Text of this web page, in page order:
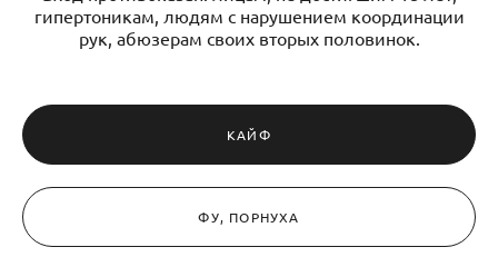
гипертоникам, людям с нарушением координации
рук, абюзерам своих вторых половинок.
КАЙФ
ФУ, ПОРНУХА